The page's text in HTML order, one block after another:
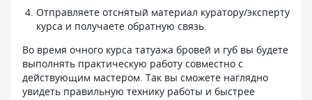
Отправляете отснятый материал куратору/эксперту
курса и получаете обратную связь.
Во время очного курса татуажа бровей и губ вы будете
выполнять практическую работу совместно с
действующим мастером. Так вы сможете наглядно
увидеть правильную технику работы и быстрее